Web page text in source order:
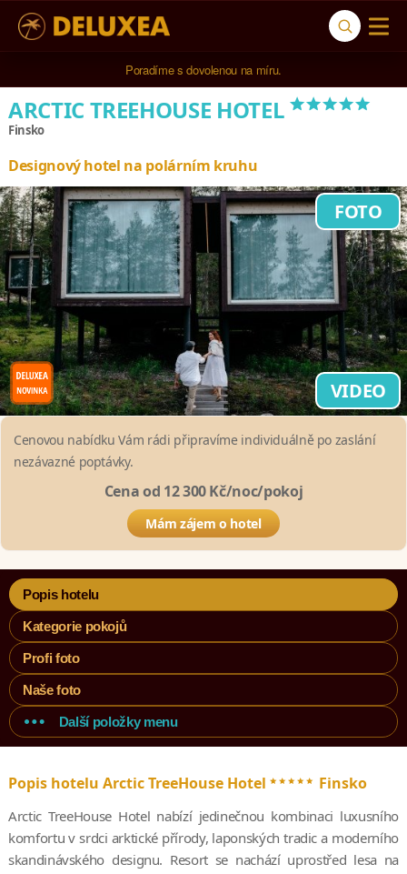
Poradíme s dovolenou na míru.
ARCTIC TREEHOUSE HOTEL*****
Finsko
Designový hotel na polárním kruhu
FOTO
VIDEO
Cenovou nabídku Vám rádi připravíme individuálně po zaslání
nezávazné poptávky.
Cena od 12 300 Kč/noc/pokoj
Mám zájem o hotel
Popis hotelu
Kategorie pokojů
Profi foto
Naše foto
Další položky menu
Popis hotelu Arctic TreeHouse Hotel ***** Finsko
Arctic TreeHouse Hotel nabízí jedinečnou kombinaci luxusního
komfortu v srdci arktické přírody, laponských tradic a moderního
skandinávského designu. Resort se nachází uprostřed lesa na